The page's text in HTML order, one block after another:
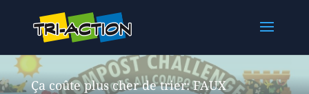
Ça coûte plus cher de trier: FAUX